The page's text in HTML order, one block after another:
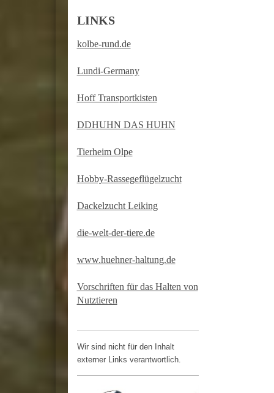
LINKS
kolbe-rund.de
Lundi-Germany
Hoff Transportkisten
DDHUHN DAS HUHN
Tierheim Olpe
Hobby-Rassegeflügelzucht
Dackelzucht Leiking
die-welt-der-tiere.de
www.huehner-haltung.de
Vorschriften für das Halten von
Nutztieren
Wir sind nicht für den Inhalt
externer Links verantwortlich.